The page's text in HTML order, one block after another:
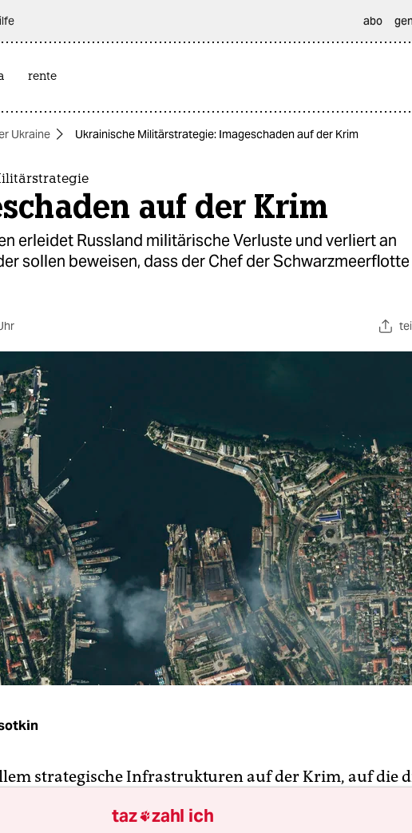
abo
rente
Ukraine Ukrainische Militärstrategie: Imageschaden auf der Krim
auf der Krim
erleidet Russland militärische Verluste und verliert an
sollen beweisen, dass der Chef der Schwarzmeerflotte
strategische Infrastrukturen auf der Krim, auf die
denen aus die ukrainischen Getreidefrachter
taz zahl ich